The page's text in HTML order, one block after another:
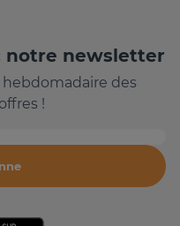
notre newsletter
des
!